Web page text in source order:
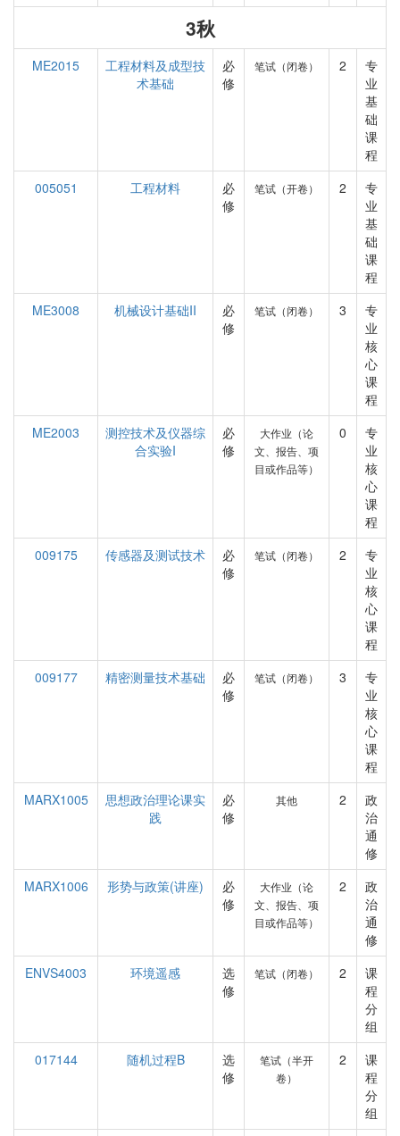
3秋
ME2015
工程材料及成型技
术基础
必
修
笔试（闭卷） 2
专
业
基
础
课
程
005051
工程材料
必
修
笔试（开卷） 2
专
业
基
础
课
程
ME3008
机械设计基础II
必
修
笔试（闭卷） 3
专
业
核
心
课
程
ME2003
测控技术及仪器综
合实验I
必
修
大作业（论
文、报告、项
目或作品等）
0
专
业
核
心
课
程
009175
传感器及测试技术
必
修
笔试（闭卷） 2
专
业
核
心
课
程
009177
精密测量技术基础
必
修
笔试（闭卷） 3
专
业
核
心
课
程
MARX1005
思想政治理论课实
践
必
修
其他 2
政
治
通
修
MARX1006
形势与政策(讲座)
必
修
大作业（论
文、报告、项
目或作品等）
2
政
治
通
修
ENVS4003
环境遥感
选
修
笔试（闭卷） 2
课
程
分
组
017144
随机过程B
选
修
笔试（半开
卷）
2
课
程
分
组